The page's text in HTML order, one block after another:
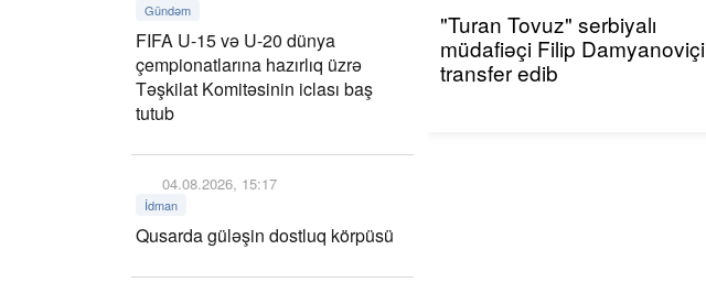
Gündəm
FIFA U-15 və U-20 dünya
çempionatlarına hazırlıq üzrə
Təşkilat Komitəsinin iclası baş
tutub
04.08.2026, 15:17
İdman
Qusarda güləşin dostluq körpüsü
"Turan Tovuz" serbiyalı
müdafiəçi Filip Damyanoviçi
transfer edib